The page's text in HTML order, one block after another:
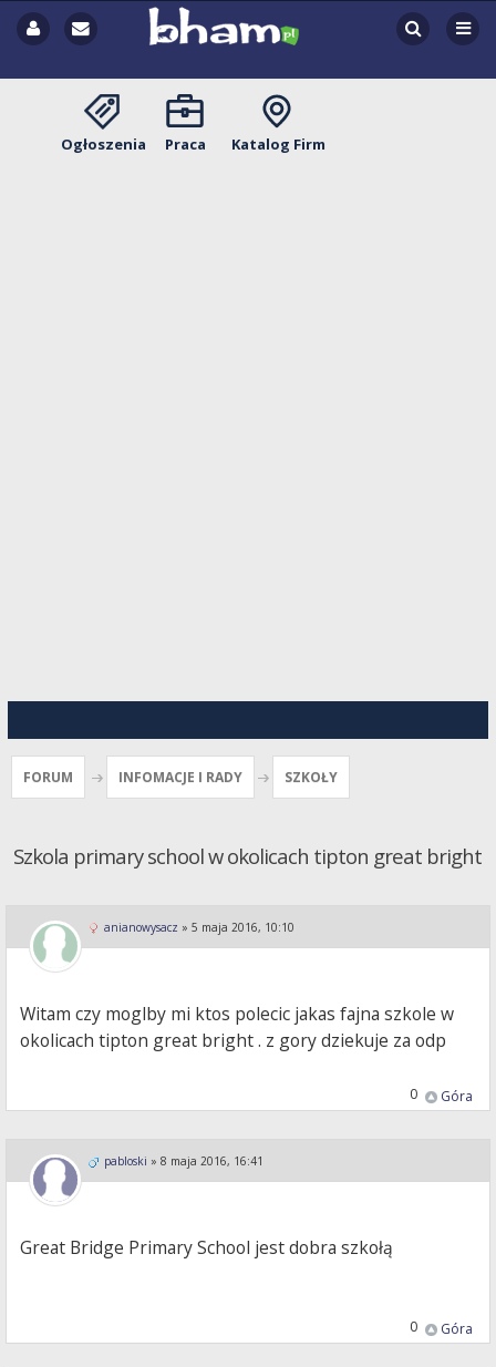
Ogłoszenia Praca Katalog Firm
FORUM INFOMACJE I RADY SZKOŁY
Szkola primary school w okolicach tipton great bright
anianowysacz » 5 maja 2016, 10:10
Witam czy moglby mi ktos polecic jakas fajna szkole w
okolicach tipton great bright . z gory dziekuje za odp
Góra
0
pabloski » 8 maja 2016, 16:41
Great Bridge Primary School jest dobra szkołą
Góra
0